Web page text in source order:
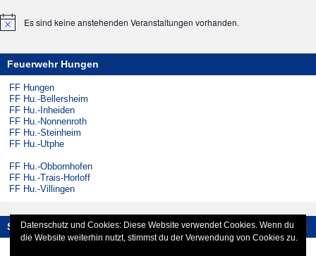
HinweisEs sind keine anstehenden Veranstaltungen vorhanden.
Feuerwehr Hungen
FF Hungen
FF Hu.-Bellersheim
FF Hu.-Inheiden
FF Hu.-Nonnenroth
FF Hu.-Steinheim
FF Hu.-Utphe
FF Hu.-Obbornhofen
FF Hu.-Trais-Horloff
FF Hu.-Villingen
Social-Media
Datenschutz und Cookies: Diese Website verwendet Cookies. Wenn du
die Website weiterhin nutzt, stimmst du der Verwendung von Cookies zu.